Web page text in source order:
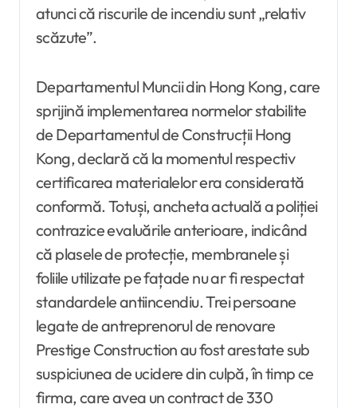
atunci că riscurile de incendiu sunt „relativ
scăzute”.
Departamentul Muncii din Hong Kong, care
sprijină implementarea normelor stabilite
de Departamentul de Construcții Hong
Kong, declară că la momentul respectiv
certificarea materialelor era considerată
conformă. Totuși, ancheta actuală a poliției
contrazice evaluările anterioare, indicând
că plasele de protecție, membranele și
foliile utilizate pe fațade nu ar fi respectat
standardele antiincendiu. Trei persoane
legate de antreprenorul de renovare
Prestige Construction au fost arestate sub
suspiciunea de ucidere din culpă, în timp ce
firma, care avea un contract de 330